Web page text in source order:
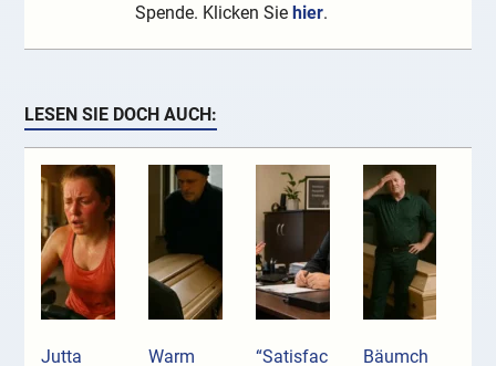
Spende. Klicken Siehier.
LESEN SIE DOCH AUCH:
Jutta
Warm
“Satisfac
Bäumch